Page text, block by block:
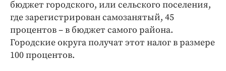
бюджет городского, или сельского поселения,
где зарегистрирован самозанятый, 45
процентов – в бюджет самого района.
Городские округа получат этот налог в размере
100 процентов.